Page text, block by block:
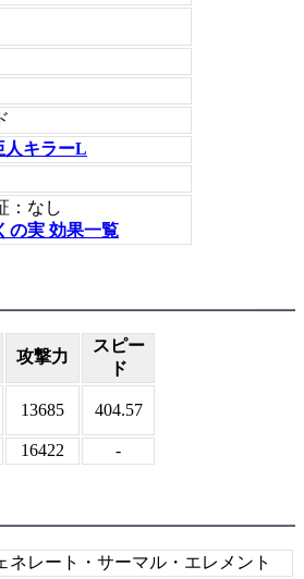
人キラーL
：なし
の実 効果一覧
攻撃力
スピー
ド
13685 404.57
16422 -
ネレート・サーマル・エレメント